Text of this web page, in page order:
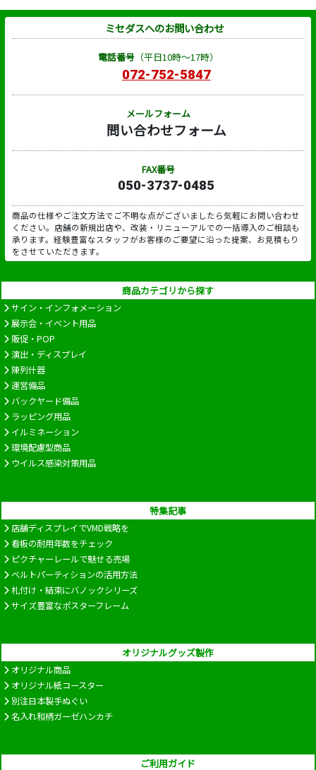
ミセダスへのお問い合わせ
電話番号（平日10時～17時）
072-752-5847
メールフォーム
問い合わせフォーム
FAX番号
050-3737-0485
商品の仕様やご注文方法でご不明な点がございましたら気軽にお問い合わせ
ください。店舗の新規出店や、改装・リニューアルでの一括導入のご相談も
承ります。経験豊富なスタッフがお客様のご要望に沿った提案、お見積もり
をさせていただきます。
商品カテゴリから探す
サイン・インフォメーション
展示会・イベント用品
販促・POP
演出・ディスプレイ
陳列什器
運営備品
バックヤード備品
ラッピング用品
イルミネーション
環境配慮型商品
ウイルス感染対策用品
特集記事
店舗ディスプレイでVMD戦略を
看板の耐用年数をチェック
ピクチャーレールで魅せる売場
ベルトパーティションの活用方法
札付け・結束にバノックシリーズ
サイズ豊富なポスターフレーム
オリジナルグッズ製作
オリジナル商品
オリジナル紙コースター
別注日本製手ぬぐい
名入れ和柄ガーゼハンカチ
ご利用ガイド